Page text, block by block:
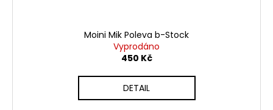
Moini Mik Poleva b-Stock
Vyprodáno
450 Kč
DETAIL